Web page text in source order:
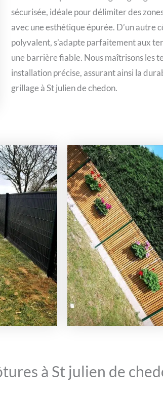
sécurisée, idéale pour délimiter des
avec une esthétique épurée. D’un autre
polyvalent, s’adapte parfaitement aux
une barrière fiable. Nous maîtrisons les
installation précise, assurant ainsi la
grillage à St julien de chedon.
à St julien de